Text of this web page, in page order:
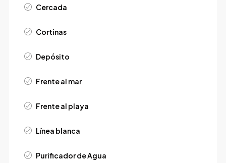
Cercada
Cortinas
Depósito
Frente al mar
Frente al playa
Línea blanca
Purificador de Agua